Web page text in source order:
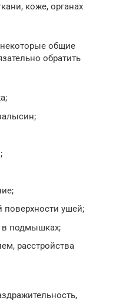
коже, органах
общие
обратить
поверхности ушей;
подмышках;
расстройства